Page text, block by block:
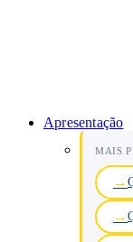
Apresentação
MAIS